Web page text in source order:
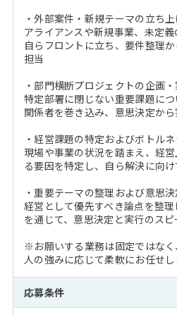
・外部案件・新規テーマの立ち
アライアンスや新規事業、未定義
自らフロントに立ち、要件整理
担当
・部門横断プロジェクトの企画
特定部署に閉じない重要課題に
関係者を巻き込み、意思決定か
・経営課題の特定およびボトル
現場や事業の状況を踏まえ、経
る要因を特定し、自ら解決に向け
・重要テーマの整理および意思
経営として優先すべき論点を整
を通じて、意思決定と実行のス
※お願いする業務は固定ではな
人の強みに応じて柔軟にお任せし
応募条件